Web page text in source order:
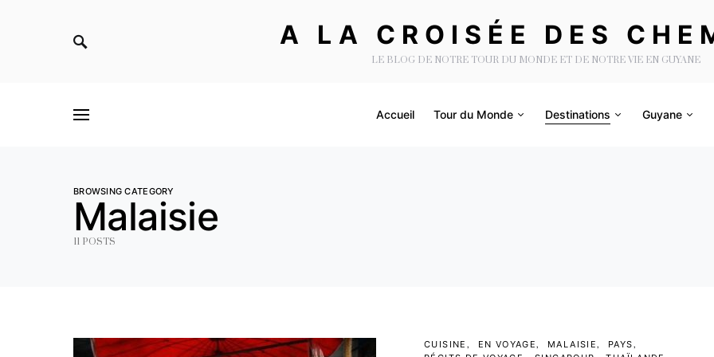
A LA CROISÉE DES
LE BLOG DE NOTRE TOUR DU MONDE ET DE NOTRE VIE EN GUYANE
Accueil Tour du Monde Destinations Guyane
BROWSING CATEGORY
Malaisie
11 POSTS
CUISINE EN VOYAGE MALAISIE
PAYS